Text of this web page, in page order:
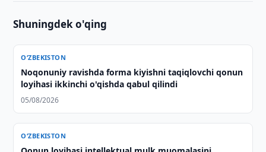
Shuningdek o'qing
O‘ZBEKISTON
Noqonuniy ravishda forma kiyishni taqiqlovchi qonun
loyihasi ikkinchi o'qishda qabul qilindi
05/08/2026
O‘ZBEKISTON